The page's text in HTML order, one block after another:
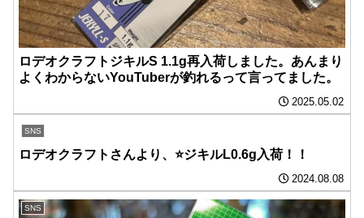
ロデオクラフトジキルS 1.1g再入荷しました。あんまり
よくわからないYouTuberが釣れるって言ってました。
2025.05.02
SNS
ロデオクラフトさんより、⭐️ジキルL0.6g入荷！！
2024.08.08
SNS